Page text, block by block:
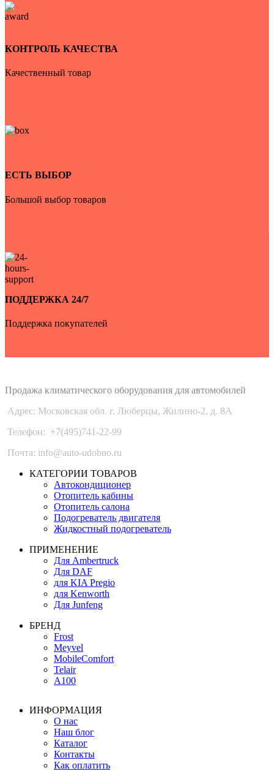
КОНТРОЛЬ КАЧЕСТВА
Качественный товар
ЕСТЬ ВЫБОР
Большой выбор товаров
ПОДДЕРЖКА 24/7
Поддержка покупателей
Продажа климатического оборудования для автомобилей
Адрес: Московская обл. г. Люберцы, Жилино-2, д. 8A
Телефон: +7(495)741-22-99
Почта: info@auto-udobno.ru
КАТЕГОРИИ ТОВАРОВ
Автокондиционер
Отопитель кабины
Отопитель салона
Подогреватель двигателя
Жидкостный подогреватель
ПРИМЕНЕНИЕ
Для Ambertruck
Для DAF
для KIA Pregio
для Kenworth
Для Junfeng
БРЕНД
Frost
Meyvel
MobileComfort
Telair
А100
ИНФОРМАЦИЯ
О нас
Наш блог
Каталог
Контакты
Как оплатить